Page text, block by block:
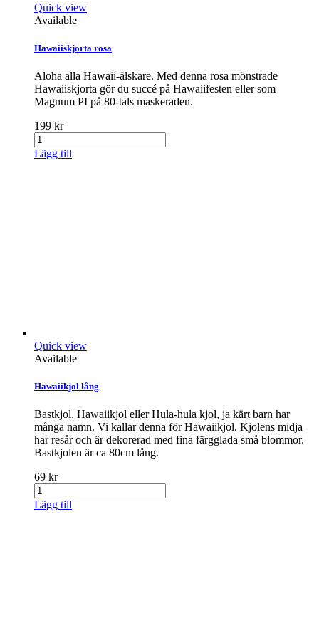
Quick view
Available
Hawaiiskjorta rosa
Aloha alla Hawaii-älskare. Med denna rosa mönstrade
Hawaiiskjorta gör du succé på Hawaiifesten eller som
Magnum PI på 80-tals maskeraden.
199 kr
Lägg till
Quick view
Available
Hawaiikjol lång
Bastkjol, Hawaiikjol eller Hula-hula kjol, ja kärt barn har
många namn. Vi kallar denna för Hawaiikjol. Kjolens midja
har resår och är dekorerad med fina färgglada små blommor.
Bastkjolen är ca 80cm lång.
69 kr
Lägg till